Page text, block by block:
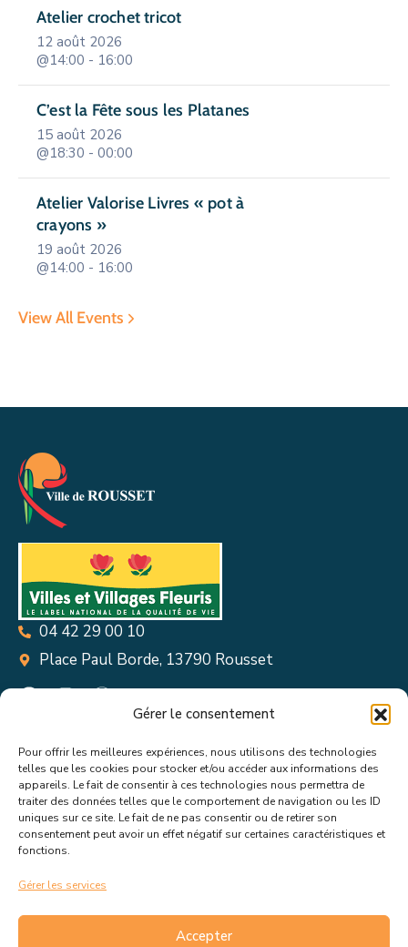
Gérer le consentement
Pour offrir les meilleures expériences, nous utilisons des technologies
telles que les cookies pour stocker et/ou accéder aux informations des
appareils. Le fait de consentir à ces technologies nous permettra de
traiter des données telles que le comportement de navigation ou les ID
uniques sur ce site. Le fait de ne pas consentir ou de retirer son
consentement peut avoir un effet négatif sur certaines caractéristiques et
fonctions.
Gérer les services
Accepter
Atelier crochet tricot
12 août 2026
@14:00 - 16:00
C’est la Fête sous les Platanes
15 août 2026
@18:30 - 00:00
Atelier Valorise Livres « pot à
crayons »
19 août 2026
@14:00 - 16:00
View All Events
04 42 29 00 10
Place Paul Borde, 13790 Rousset
Suivez toutes les informations &
actualités de votre ville !
mairie de Rousset. En savoir plus sur la gestion de mes